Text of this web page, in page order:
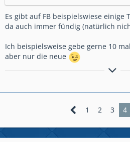
Es gibt auf FB beispielswiese einige
da auch immer fündig (natürlich
Ich beispielsweise gebe gerne 10
aber nur die neue
www.ruhrpott-
1 2 3 4